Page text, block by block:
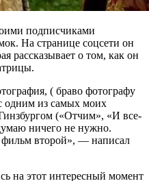
подписчиками
На странице соцсети он
рассказывает о том, как он
( браво фотографу
одним из самых моих
(«Отчим», «И все-
ничего не нужно.
фильм второй», — написал
на этот интересный момент